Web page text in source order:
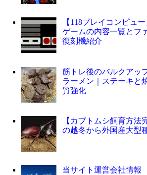
【118プレイコンピュ
ゲームの内容一覧とフ
復刻機紹介
筋トレ後のバルクアッ
ラーメン｜ステーキと
質強化
【カブトムシ飼育方法
の越冬から外国産大型
当サイト運営会社情報